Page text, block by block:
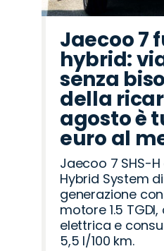
Jaecoo 7
hybrid:
senza
della
agosto è
euro al
Jaecoo 7 SHS-
Hybrid System
generazione
motore 1.5
elettrica e
5,5 l/100 km.